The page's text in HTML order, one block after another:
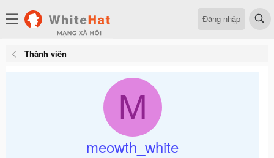
Đăng nhập
Thành viên
M
meowth_white